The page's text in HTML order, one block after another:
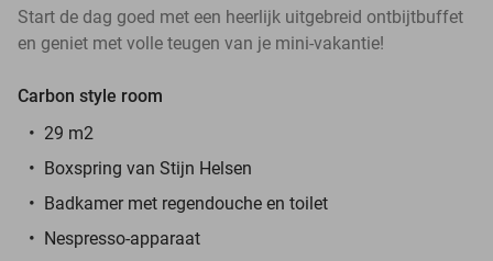
Start de dag goed met een heerlijk uitgebreid ontbijtbuffet
en geniet met volle teugen van je mini-vakantie!
Carbon style room
29 m2
Boxspring van Stijn Helsen
Badkamer met regendouche en toilet
Nespresso-apparaat